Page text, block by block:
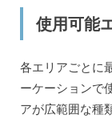
使用可能
各エリアごとに
ーケーションで
アが広範囲な種